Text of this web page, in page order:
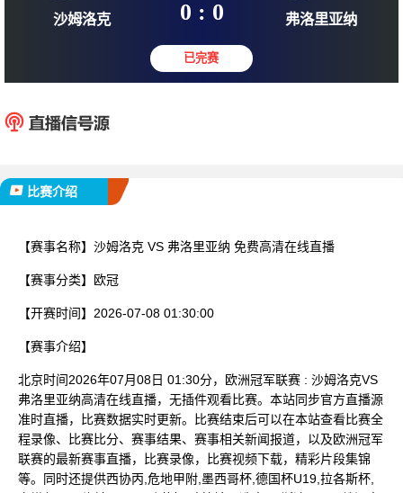
2026-07-08 01:30:00
0 : 0
比赛介绍
【赛事名称】 沙姆洛克 VS 弗洛里亚纳 免费高清在线直播
【赛事分类】 欧冠
【开赛时间】 2026-07-08 01:30:00
【赛事介绍】
北京时间2026年07月08日 01:30分，欧洲冠军联赛 : 沙姆洛克VS
弗洛里亚纳高清在线直播，无插件观看比赛。本站同步官方直播源
准时直播，比赛数据实时更新。比赛结束后可以在本站查看比赛全
程录像、比赛比分、赛事结果、赛事相关新闻报道，以及欧洲冠军
联赛的最新赛事直播，比赛录像，比赛视频下载，精彩片段集锦
等。同时还提供西协丙,危地甲附,墨西哥杯,德国杯U19,拉各斯杯,